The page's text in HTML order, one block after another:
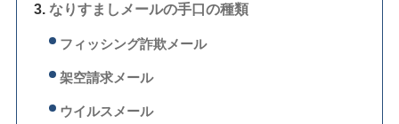
なりすましメールの手口の種類
フィッシング詐欺メール
架空請求メール
ウイルスメール